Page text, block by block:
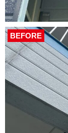
BEFORE